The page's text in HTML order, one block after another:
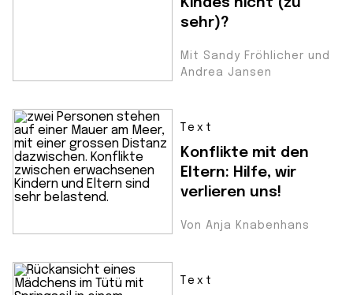
sehr)?
Mit Sandy Fröhlicher und
Andrea Jansen
Text
Konflikte mit den
Eltern: Hilfe, wir
verlieren uns!
Von Anja Knabenhans
Text